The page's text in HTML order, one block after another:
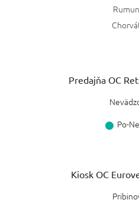
Predajňa OC
Po-
Kiosk OC